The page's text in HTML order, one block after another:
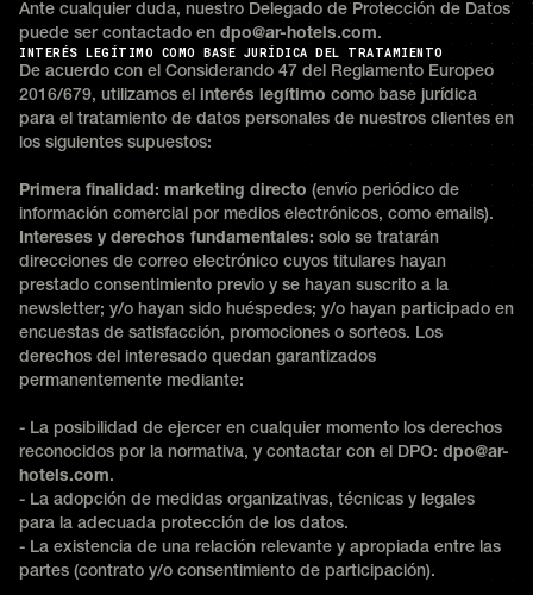
Ante cualquier duda, nuestro Delegado de Protección de Datos
puede ser contactado en dpo@ar-hotels.com.
INTERÉS LEGÍTIMO COMO BASE JURÍDICA DEL TRATAMIENTO
De acuerdo con el Considerando 47 del Reglamento Europeo
2016/679, utilizamos el interés legítimo como base jurídica
para el tratamiento de datos personales de nuestros clientes en
los siguientes supuestos:
Primera finalidad: marketing directo (envío periódico de
información comercial por medios electrónicos, como emails).
Intereses y derechos fundamentales: solo se tratarán
direcciones de correo electrónico cuyos titulares hayan
prestado consentimiento previo y se hayan suscrito a la
newsletter; y/o hayan sido huéspedes; y/o hayan participado en
encuestas de satisfacción, promociones o sorteos. Los
derechos del interesado quedan garantizados
permanentemente mediante:
- La posibilidad de ejercer en cualquier momento los derechos
reconocidos por la normativa, y contactar con el DPO: dpo@ar-
hotels.com.
- La adopción de medidas organizativas, técnicas y legales
para la adecuada protección de los datos.
- La existencia de una relación relevante y apropiada entre las
partes (contrato y/o consentimiento de participación).